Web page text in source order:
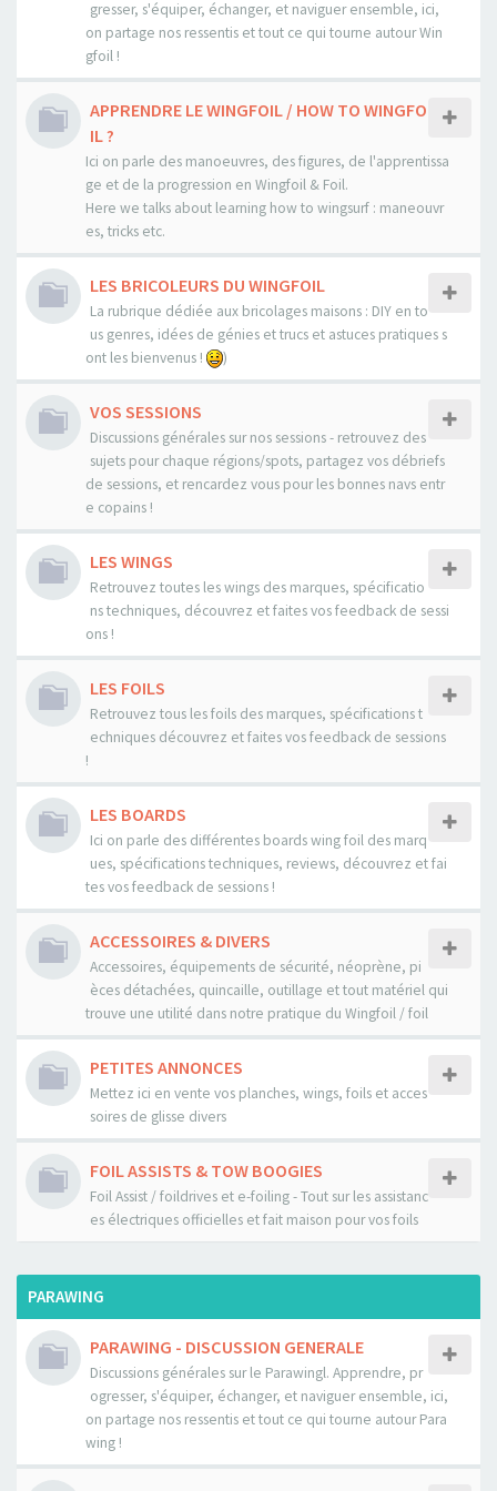
gresser, s'équiper, échanger, et naviguer ensemble, ici,
on partage nos ressentis et tout ce qui tourne autour Win
gfoil !
APPRENDRE LE WINGFOIL / HOW TO WINGFO
IL ?
Ici on parle des manoeuvres, des figures, de l'apprentissa
ge et de la progression en Wingfoil & Foil.
Here we talks about learning how to wingsurf : maneouvr
es, tricks etc.
LES BRICOLEURS DU WINGFOIL
La rubrique dédiée aux bricolages maisons : DIY en to
us genres, idées de génies et trucs et astuces pratiques s
ont les bienvenus !
)
VOS SESSIONS
Discussions générales sur nos sessions - retrouvez des
sujets pour chaque régions/spots, partagez vos débriefs
de sessions, et rencardez vous pour les bonnes navs entr
e copains !
LES WINGS
Retrouvez toutes les wings des marques, spécificatio
ns techniques, découvrez et faites vos feedback de sessi
ons !
LES FOILS
Retrouvez tous les foils des marques, spécifications t
echniques découvrez et faites vos feedback de sessions
!
LES BOARDS
Ici on parle des différentes boards wing foil des marq
ues, spécifications techniques, reviews, découvrez et fai
tes vos feedback de sessions !
ACCESSOIRES & DIVERS
Accessoires, équipements de sécurité, néoprène, pi
èces détachées, quincaille, outillage et tout matériel qui
trouve une utilité dans notre pratique du Wingfoil / foil
PETITES ANNONCES
Mettez ici en vente vos planches, wings, foils et acces
soires de glisse divers
FOIL ASSISTS & TOW BOOGIES
Foil Assist / foildrives et e-foiling - Tout sur les assistanc
es électriques officielles et fait maison pour vos foils
PARAWING
PARAWING - DISCUSSION GENERALE
Discussions générales sur le Parawingl. Apprendre, pr
ogresser, s'équiper, échanger, et naviguer ensemble, ici,
on partage nos ressentis et tout ce qui tourne autour Para
wing !